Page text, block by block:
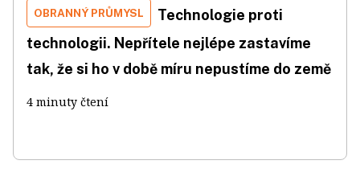
OBRANNÝ PRŮMYSL
Technologie proti
technologii. Nepřítele nejlépe zastavíme
tak, že si ho v době míru nepustíme do země
4 minuty čtení